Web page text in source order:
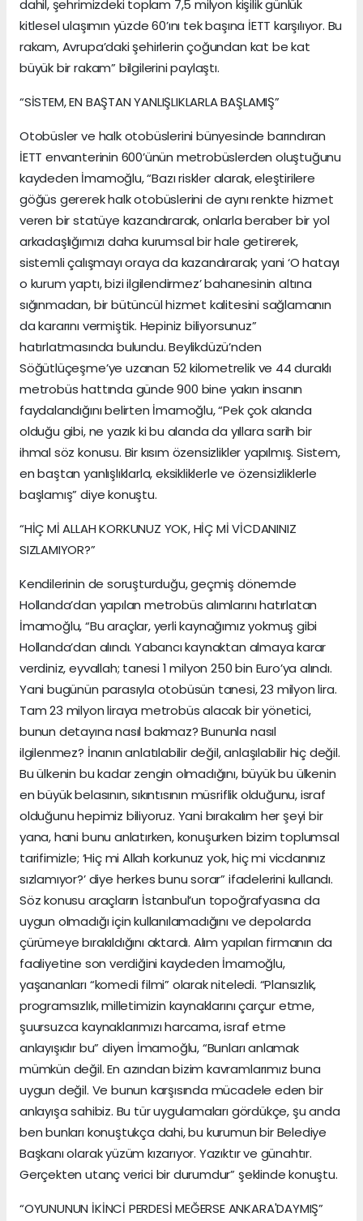
dahil, şehrimizdeki toplam 7,5 milyon kişilik günlük
kitlesel ulaşımın yüzde 60’ını tek başına İETT karşılıyor. Bu
rakam, Avrupa’daki şehirlerin çoğundan kat be kat
büyük bir rakam” bilgilerini paylaştı.
“SİSTEM, EN BAŞTAN YANLIŞLIKLARLA BAŞLAMIŞ”
Otobüsler ve halk otobüslerini bünyesinde barındıran
İETT envanterinin 600’ünün metrobüslerden oluştuğunu
kaydeden İmamoğlu, “Bazı riskler alarak, eleştirilere
göğüs gererek halk otobüslerini de aynı renkte hizmet
veren bir statüye kazandırarak, onlarla beraber bir yol
arkadaşlığımızı daha kurumsal bir hale getirerek,
sistemli çalışmayı oraya da kazandırarak; yani ‘O hatayı
o kurum yaptı, bizi ilgilendirmez’ bahanesinin altına
sığınmadan, bir bütüncül hizmet kalitesini sağlamanın
da kararını vermiştik. Hepiniz biliyorsunuz”
hatırlatmasında bulundu. Beylikdüzü’nden
Söğütlüçeşme’ye uzanan 52 kilometrelik ve 44 duraklı
metrobüs hattında günde 900 bine yakın insanın
faydalandığını belirten İmamoğlu, “Pek çok alanda
olduğu gibi, ne yazık ki bu alanda da yıllara sarih bir
ihmal söz konusu. Bir kısım özensizlikler yapılmış. Sistem,
en baştan yanlışlıklarla, eksikliklerle ve özensizliklerle
başlamış” diye konuştu.
“HİÇ Mİ ALLAH KORKUNUZ YOK, HİÇ Mİ VİCDANINIZ
SIZLAMIYOR?”
Kendilerinin de soruşturduğu, geçmiş dönemde
Hollanda’dan yapılan metrobüs alımlarını hatırlatan
İmamoğlu, “Bu araçlar, yerli kaynağımız yokmuş gibi
Hollanda’dan alındı. Yabancı kaynaktan almaya karar
verdiniz, eyvallah; tanesi 1 milyon 250 bin Euro’ya alındı.
Yani bugünün parasıyla otobüsün tanesi, 23 milyon lira.
Tam 23 milyon liraya metrobüs alacak bir yönetici,
bunun detayına nasıl bakmaz? Bununla nasıl
ilgilenmez? İnanın anlatılabilir değil, anlaşılabilir hiç değil.
Bu ülkenin bu kadar zengin olmadığını, büyük bu ülkenin
en büyük belasının, sıkıntısının müsriflik olduğunu, israf
olduğunu hepimiz biliyoruz. Yani bırakalım her şeyi bir
yana, hani bunu anlatırken, konuşurken bizim toplumsal
tarifimizle; ‘Hiç mi Allah korkunuz yok, hiç mi vicdanınız
sızlamıyor?’ diye herkes bunu sorar” ifadelerini kullandı.
Söz konusu araçların İstanbul’un topoğrafyasına da
uygun olmadığı için kullanılamadığını ve depolarda
çürümeye bırakıldığını aktardı. Alım yapılan firmanın da
faaliyetine son verdiğini kaydeden İmamoğlu,
yaşananları “komedi filmi” olarak niteledi. “Plansızlık,
programsızlık, milletimizin kaynaklarını çarçur etme,
şuursuzca kaynaklarımızı harcama, israf etme
anlayışıdır bu” diyen İmamoğlu, “Bunları anlamak
mümkün değil. En azından bizim kavramlarımız buna
uygun değil. Ve bunun karşısında mücadele eden bir
anlayışa sahibiz. Bu tür uygulamaları gördükçe, şu anda
ben bunları konuştukça dahi, bu kurumun bir Belediye
Başkanı olarak yüzüm kızarıyor. Yazıktır ve günahtır.
Gerçekten utanç verici bir durumdur” şeklinde konuştu.
“OYUNUNUN İKİNCİ PERDESİ MEĞERSE ANKARA'DAYMIŞ”